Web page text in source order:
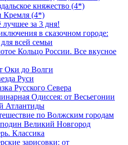
княжество (4*)
Кремля (4*)
лучшее за 3 дня!
в сказочном городе:
всей семьи
Кольцо России. Все вкусное
Оки до Волги
Руси
Русского Севера
Одиссея: от Весьегонии
Атлантиды
по Волжским городам
Великий Новгород
Классика
зарисовки: от